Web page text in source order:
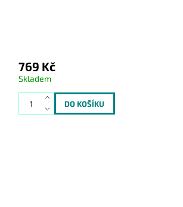
769 Kč
Skladem